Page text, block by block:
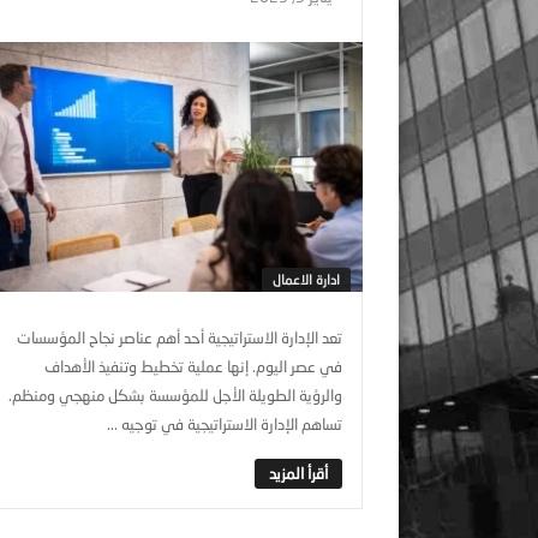
ادارة الاعمال
تعد الإدارة الاستراتيجية أحد أهم عناصر نجاح المؤسسات
في عصر اليوم. إنها عملية تخطيط وتنفيذ الأهداف
والرؤية الطويلة الأجل للمؤسسة بشكل منهجي ومنظم.
تساهم الإدارة الاستراتيجية في توجيه ...